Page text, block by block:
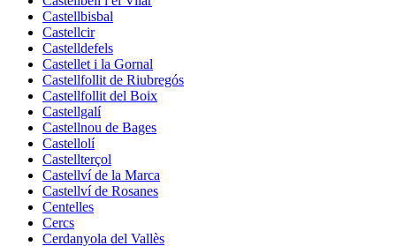
Castellbisbal
Castellcir
Castelldefels
Castellet i la Gornal
Castellfollit de Riubregós
Castellfollit del Boix
Castellgalí
Castellnou de Bages
Castellolí
Castellterçol
Castellví de la Marca
Castellví de Rosanes
Centelles
Cercs
Cerdanyola del Vallès